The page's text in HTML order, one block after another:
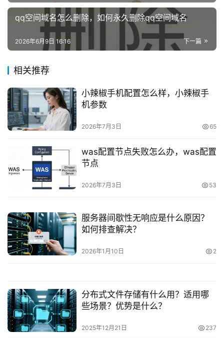
qq空间域名怎么删除，如何永久删除qq空间域名
下一篇
2026年6月9日 16:16
相关推荐
小辣椒手机配置怎么样，小辣椒手
机参数
2026年7月3日 65
was配置节点失败怎么办，was配置
节点
2026年7月3日 53
服务器间歇性无响应是什么原因？
如何排查解决？
2026年1月10日 2
分布式文件存储有什么用？适用哪
些场景？优势是什么？
2025年12月21日 237